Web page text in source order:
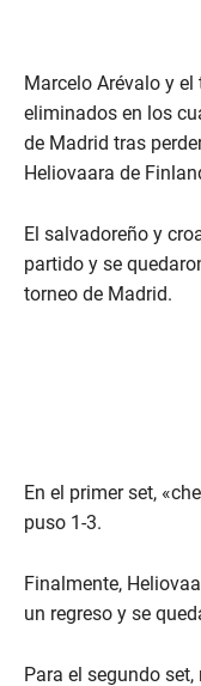
Marcelo Arévalo y
eliminados en los
de Madrid tras
Heliovaara de
El salvadoreño y
partido y se
torneo de Madrid.
En el primer set,
puso 1-3.
Finalmente,
un regreso y se
Para el segundo